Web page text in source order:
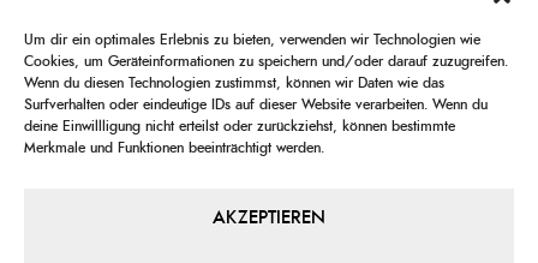
Um dir ein optimales Erlebnis zu bieten, verwenden wir Technologien wie
Cookies, um Geräteinformationen zu speichern und/oder darauf zuzugreifen.
Wenn du diesen Technologien zustimmst, können wir Daten wie das
Surfverhalten oder eindeutige IDs auf dieser Website verarbeiten. Wenn du
deine Einwillligung nicht erteilst oder zurückziehst, können bestimmte
Merkmale und Funktionen beeinträchtigt werden.
AKZEPTIEREN
Iris Völlnagel hat schon auf unterschiedlichen Kontinenten gelebt
und gearbeitet, spricht mehrere Sprachen und berichtet
leidenschaftlich gerne über das, was sie erlebt – als Journalistin,
[...]
BACKWARD
PAUSE